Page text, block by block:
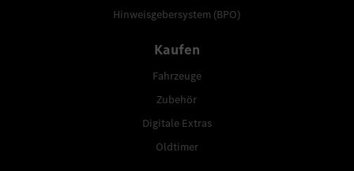
Hinweisgebersystem (BPO)
Kaufen
Fahrzeuge
Zubehör
Digitale Extras
Oldtimer